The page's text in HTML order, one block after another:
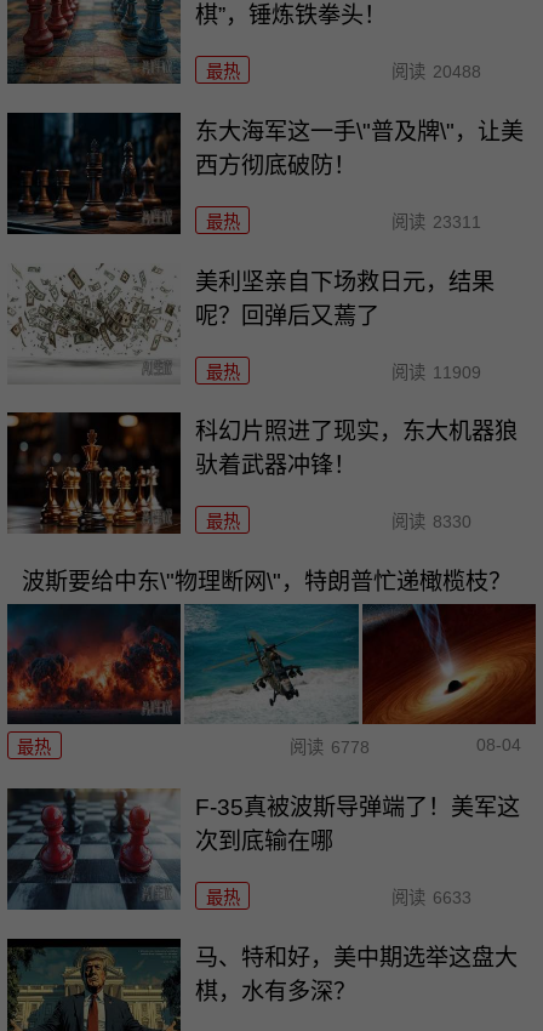
棋”，锤炼铁拳头！
最热 阅读 20488
东大海军这一手\"普及牌\"，让美
西方彻底破防！
最热 阅读 23311
美利坚亲自下场救日元，结果
呢？回弹后又蔫了
最热 阅读 11909
科幻片照进了现实，东大机器狼
驮着武器冲锋！
最热 阅读 8330
波斯要给中东\"物理断网\"，特朗普忙递橄榄枝？
最热 阅读 6778 08-04
F-35真被波斯导弹端了！美军这
次到底输在哪
最热 阅读 6633
马、特和好，美中期选举这盘大
棋，水有多深？